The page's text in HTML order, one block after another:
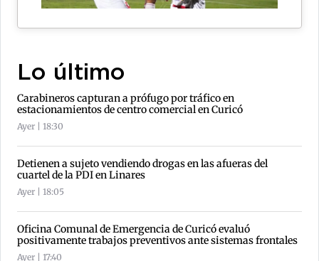
Lo último
Carabineros capturan a prófugo por tráfico en
estacionamientos de centro comercial en Curicó
Ayer | 18:30
Detienen a sujeto vendiendo drogas en las afueras del
cuartel de la PDI en Linares
Ayer | 18:05
Oficina Comunal de Emergencia de Curicó evaluó
positivamente trabajos preventivos ante sistemas frontales
Ayer | 17:40